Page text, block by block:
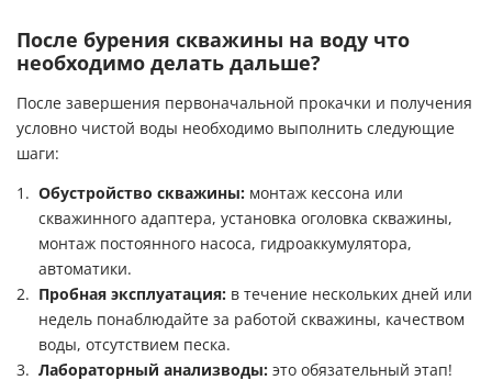
После бурения скважины на воду что
необходимо делать дальше?
После завершения первоначальной прокачки и получения
условно чистой воды необходимо выполнить следующие
шаги:
Обустройство скважины: монтаж кессона или
скважинного адаптера, установка оголовка скважины,
монтаж постоянного насоса, гидроаккумулятора,
автоматики.
Пробная эксплуатация: в течение нескольких дней или
недель понаблюдайте за работой скважины, качеством
воды, отсутствием песка.
Лабораторный анализводы: это обязательный этап!